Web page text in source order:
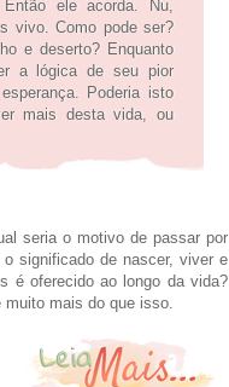
ele acorda. Nu,
vivo. Como pode ser?
e deserto? Enquanto
a lógica de seu pior
Poderia isto
mais desta vida, ou
seria o motivo de passar por
significado de nascer, viver e
é oferecido ao longo da vida?
mais do que isso.